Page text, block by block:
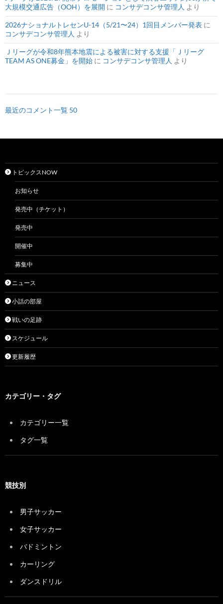
大規模交通広告（OOH）を展開 に コンサデコンサ管理人 より
2026ナショナルトレセンU-14（5/21〜24）1回目メンバー発表 に
コンサデコンサ管理人 より
Ｊリーグが令和8年熊本地震による被害に対する支援「Ｊリーグ
TEAM AS ONE募金」を開始 に コンサデコンサ管理人 より
最近のコメント一覧 50
トピックスNOW
お知らせ
発売中（チケット）
発売中
開催中
募集中
ニュース
小話の部屋
戦いの足跡
スケジュール
更新履歴
カテゴリー・タグ
カテゴリー一覧
タグ一覧
競技別
男子サッカー
女子サッカー
バドミントン
カーリング
ダンスドリル